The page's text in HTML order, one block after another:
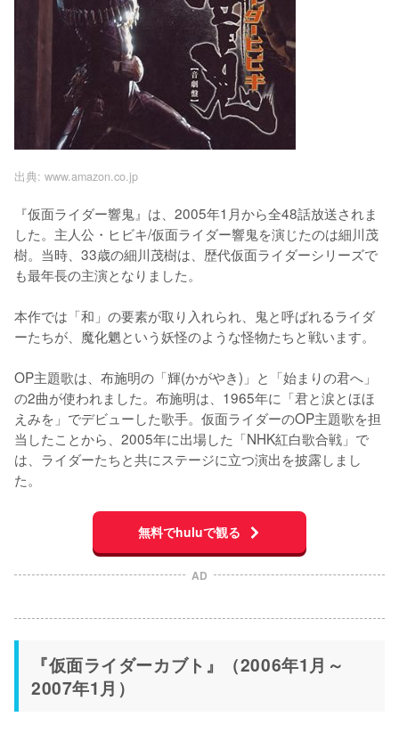
出典: www.amazon.co.jp
『仮面ライダー響鬼』は、2005年1月から全48話放送されま
した。主人公・ヒビキ/仮面ライダー響鬼を演じたのは細川茂
樹。当時、33歳の細川茂樹は、歴代仮面ライダーシリーズで
も最年長の主演となりました。
本作では「和」の要素が取り入れられ、鬼と呼ばれるライダ
ーたちが、魔化魍という妖怪のような怪物たちと戦います。
OP主題歌は、布施明の「輝(かがやき)」と「始まりの君へ」
の2曲が使われました。布施明は、1965年に「君と涙とほほ
えみを」でデビューした歌手。仮面ライダーのOP主題歌を担
当したことから、2005年に出場した「NHK紅白歌合戦」で
は、ライダーたちと共にステージに立つ演出を披露しまし
た。
無料でhuluで観る
AD
『仮面ライダーカブト』（2006年1月～
2007年1月）